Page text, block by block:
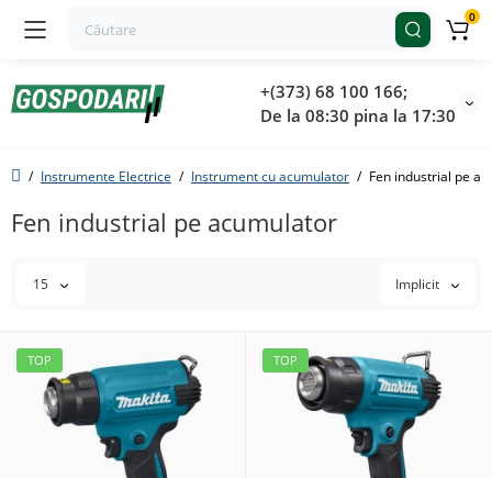
+(373) 68 100 166;
De la 08:30 pina la 17:30
0
Instrumente Electrice Instrument cu acumulator Fen industrial pe
Fen industrial pe acumulator
15 Implicit
TOP TOP